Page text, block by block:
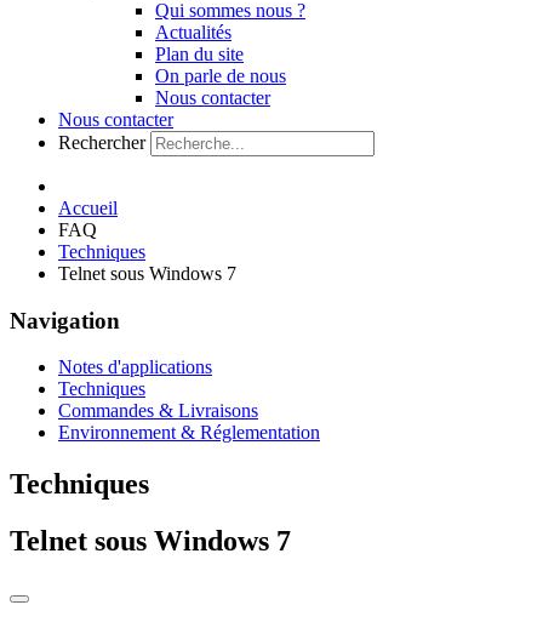
Qui sommes nous ?
Actualités
Plan du site
On parle de nous
Nous contacter
Nous contacter
Rechercher
Accueil
FAQ
Techniques
Telnet sous Windows 7
Navigation
Notes d'applications
Techniques
Commandes & Livraisons
Environnement & Réglementation
Techniques
Telnet sous Windows 7